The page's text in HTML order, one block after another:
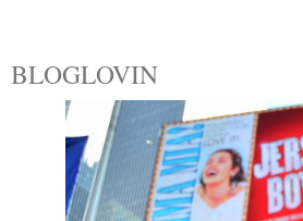
BLOGLOVIN